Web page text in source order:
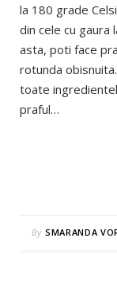
la 180 grade
din cele cu gaura
asta, poti face
rotunda
toate
praful…
By SMARANDA